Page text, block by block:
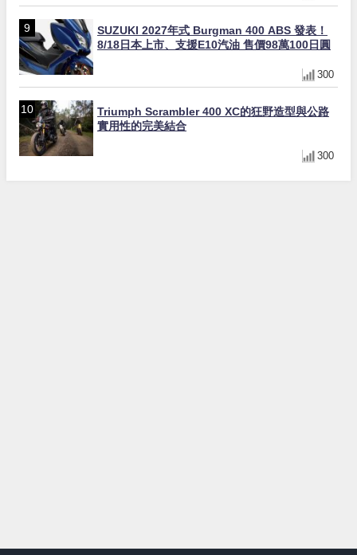
SUZUKI 2027年式 Burgman 400 ABS 發表！
8/18日本上市、支援E10汽油 售價98萬100日圓
300
Triumph Scrambler 400 XC的狂野造型與公路
實用性的完美結合
300